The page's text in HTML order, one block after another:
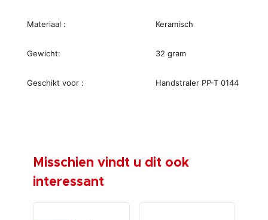
Materiaal : Keramisch
Gewicht: 32 gram
Geschikt voor : Handstraler PP-T 0144
Misschien vindt u dit ook
interessant